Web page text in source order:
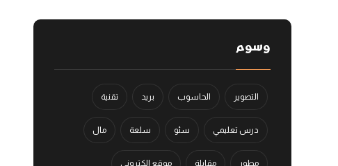
وسوم
التصوير الحاسوب بريد تقنية
درس تعليمي سئو سلعة مال
مطور مقابلة موقع الكتروني